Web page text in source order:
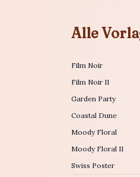
Alle
Film Noir
Film Noir II
Garden Party
Coastal Dune
Moody Floral
Moody Floral II
Swiss Poster